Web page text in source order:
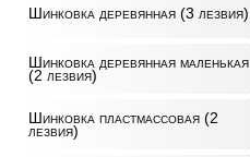
Шинковка деревянная (3 лезвия)
Шинковка деревянная маленькая
(2 лезвия)
Шинковка пластмассовая (2
лезвия)